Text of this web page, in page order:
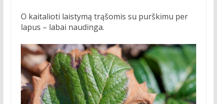
O kaitalioti laistymą trąšomis su purškimu per
lapus – labai naudinga.